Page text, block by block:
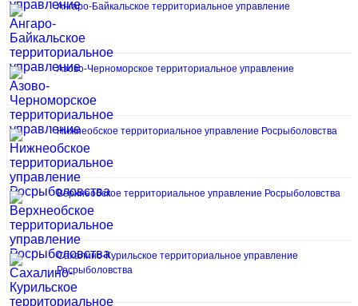
Ангаро-Байкальское территориальное управление
Азово-Черноморское территориальное управление
Нижнеобское территориальное управление Росрыболовства
Верхнеобское территориальное управление Росрыболовства
Сахалино-Курильское территориальное управление
Росрыболовства